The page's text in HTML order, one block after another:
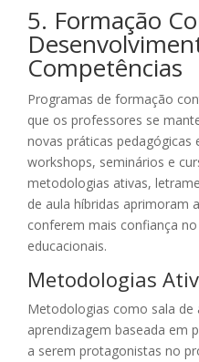
5. Formação
Competências
Programas de formação
que os professores se
novas práticas pedagógicas
workshops, seminários e
metodologias ativas,
de aula híbridas aprimoram
conferem mais confiança
educacionais.
Metodologias
Metodologias como sala de
aprendizagem baseada em
a serem protagonistas no